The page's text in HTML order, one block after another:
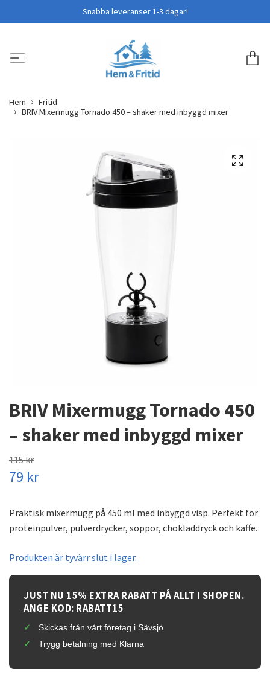
Snabba leveranser 1-3 dagar!
Hem
Fritid
BRIV Mixermugg Tornado 450 – shaker med inbyggd mixer
BRIV Mixermugg Tornado 450
– shaker med inbyggd mixer
115 kr
79 kr
Praktisk mixermugg på 450 ml med inbyggd visp. Perfekt för
proteinpulver, pulverdrycker, soppor, chokladdryck och kaffe.
Produkten är tyvärr slut i lager.
JUST NU 15% EXTRA RABATT PÅ ALLT I SHOPEN.
ANGE KOD: RABATT15
Skickas från vårt företag i Sävsjö
Trygg betalning med Klarna